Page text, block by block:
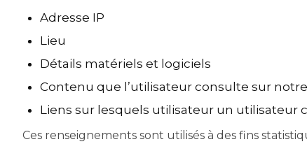
Adresse IP
Lieu
Détails matériels et logiciels
Contenu que l’utilisateur consulte sur
Liens sur lesquels utilisateur un utilisateur
Ces renseignements sont utilisés à des fins